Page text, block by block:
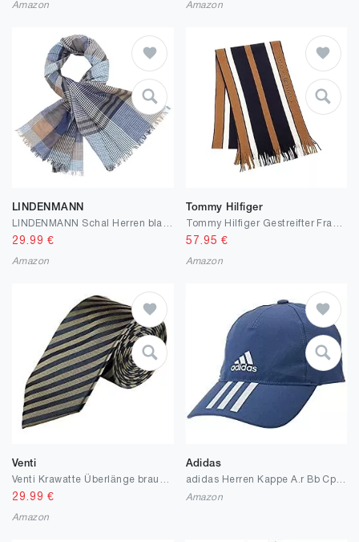
Amazon Amazon
LINDENMANN
29.99 €
Amazon
Tommy Hilfiger
57.95 €
Amazon
Venti
29.99 €
Amazon
Adidas
Amazon